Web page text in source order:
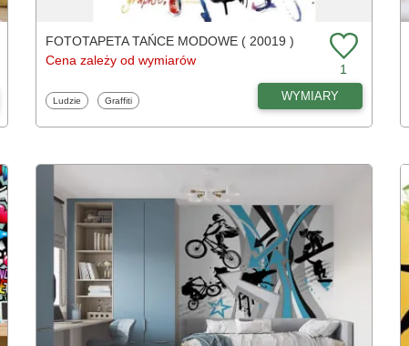
FOTOTAPETA TAŃCE MODOWE ( 20019 )
Cena zależy od wymiarów
1
Fototapety
Ludzie Fototapety
Graffiti WYMIARY